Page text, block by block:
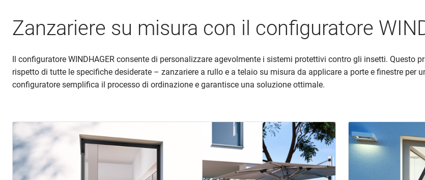
Zanzariere su misura con il configuratore
Il configuratore WINDHAGER consente di personalizzare agevolmente i sistemi protettivi contro gli insetti. Questo
rispetto di tutte le specifiche desiderate – zanzariere a rullo e a telaio su misura da applicare a porte e finestre per
configuratore semplifica il processo di ordinazione e garantisce una soluzione ottimale.